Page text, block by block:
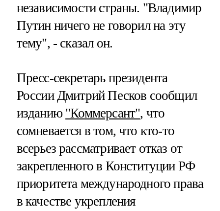
независимости страны. "Владимир
Путин ничего не говорил на эту
тему", - сказал он.
Пресс-секретарь президента
России Дмитрий Песков сообщил
изданию "Коммерсант", что
сомневается в том, что кто-то
всерьез рассматривает отказ от
закрепленного в Конституции РФ
приоритета международного права
в качестве укрепления